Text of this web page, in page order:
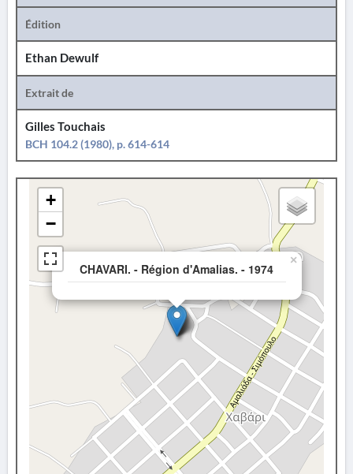
Édition
Ethan Dewulf
Extrait de
Gilles Touchais
BCH 104.2 (1980), p. 614-614
CHAVARI. - Région d'Amalias. - 1974
×
+
−